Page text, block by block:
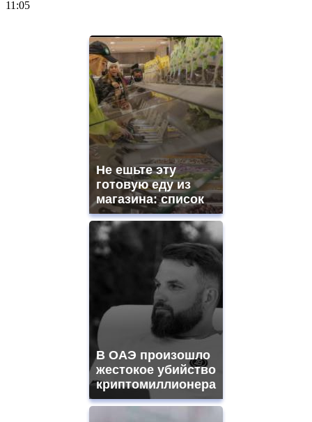
11:05
https://gradewatches.to/
https://www.replicasrelojes.to/
Не ешьте эту
готовую еду из
магазина: список
В ОАЭ произошло
жестокое убийство
криптомиллионера